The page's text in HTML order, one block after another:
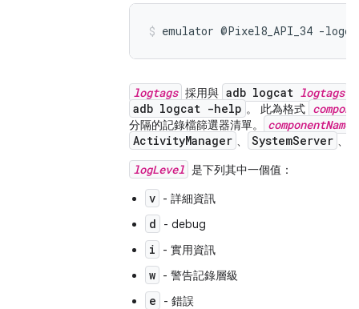
emulator @Pixel8_API_34 -
logtags 採用與 adb logcat logtags
adb logcat -help 。 此為格式
分隔的記錄檔篩選器清單。 componentName
ActivityManager 、 SystemServer 、
logLevel 是下列其中一個值：
v - 詳細資訊
d - debug
i - 實用資訊
w - 警告記錄層級
e - 錯誤